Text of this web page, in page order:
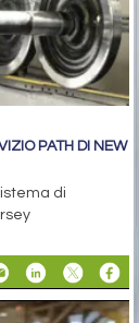
PATH DI NEW
di